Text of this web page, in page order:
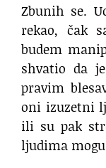
Zbunih se.
rekao, čak
budem
shvatio da
pravim
oni izuzetni
ili su pak
ljudima